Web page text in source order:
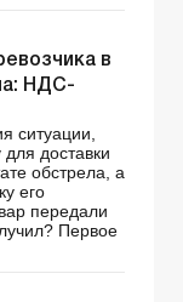
в
НДС-
ситуации,
доставки
обстрела, а
его
передали
Первое